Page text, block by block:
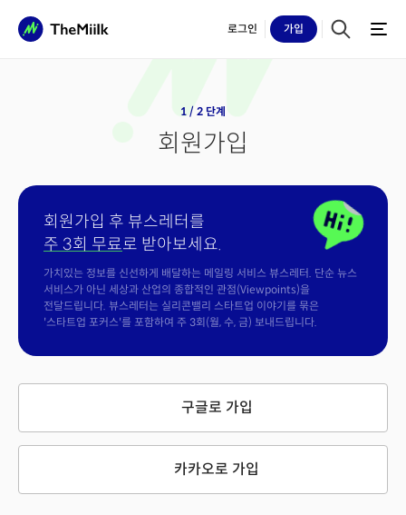
로그인 가입
1 / 2 단계
회원가입
회원가입 후 뷰스레터를
주 3회 무료로 받아보세요.
가치있는 정보를 신선하게 배달하는 메일링 서비스 뷰스레터. 단순 뉴스
서비스가 아닌 세상과 산업의 종합적인 관점(Viewpoints)을
전달드립니다. 뷰스레터는 실리콘밸리 스타트업 이야기를 묶은
'스타트업 포커스'를 포함하여 주 3회(월, 수, 금) 보내드립니다.
구글로 가입
카카오로 가입